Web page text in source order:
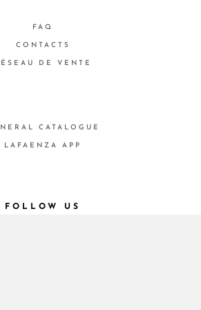
FAQ
CONTACTS
DE VENTE
CATALOGUE
LAFAENZA APP
FOLLOW US